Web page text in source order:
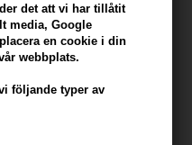
det att vi har tillåtit
media, Google
en cookie i din
webbplats.
följande typer av
Tillverkare